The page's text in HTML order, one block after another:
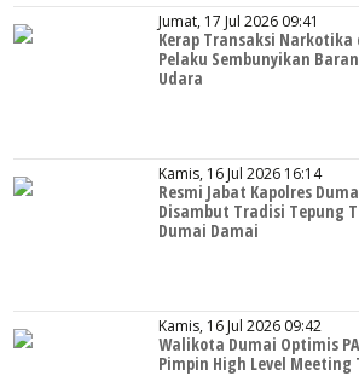
Jumat, 17 Jul 2026 09:41
Kerap Transaksi
Pelaku Sembunyikan
Udara
Kamis, 16 Jul 2026 16:14
Resmi Jabat Kapolres
Disambut Tradisi Tepung
Dumai Damai
Kamis, 16 Jul 2026 09:42
Walikota Dumai Optimis
Pimpin High Level Meeting